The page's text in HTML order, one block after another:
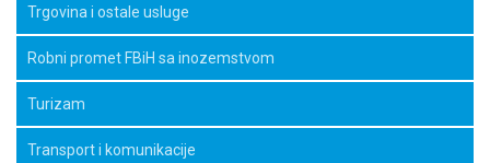
Trgovina i ostale usluge
Robni promet FBiH sa inozemstvom
Turizam
Transport i komunikacije